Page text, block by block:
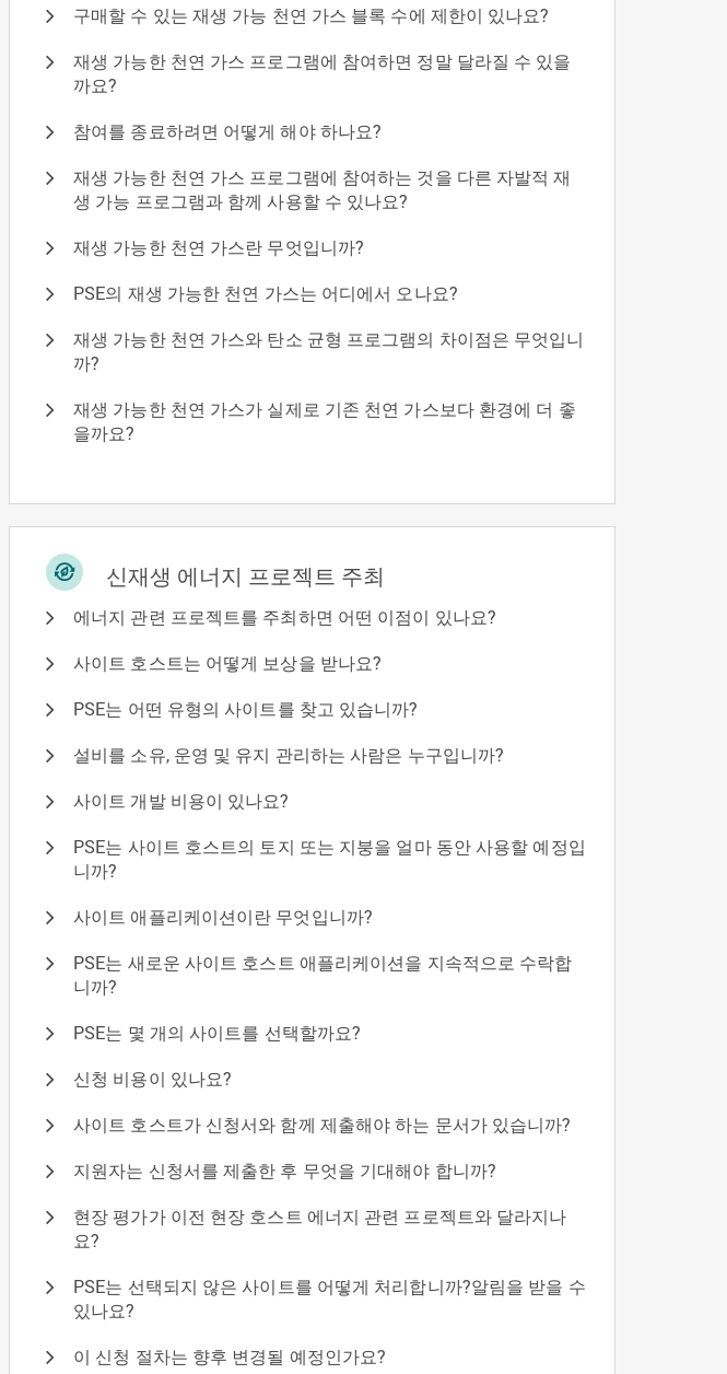
구매할 수 있는 재생 가능 천연 가스 블록 수에 제한이 있나요?
재생 가능한 천연 가스 프로그램에 참여하면 정말 달라질 수 있을
까요?
참여를 종료하려면 어떻게 해야 하나요?
재생 가능한 천연 가스 프로그램에 참여하는 것을 다른 자발적 재
생 가능 프로그램과 함께 사용할 수 있나요?
재생 가능한 천연 가스란 무엇입니까?
PSE의 재생 가능한 천연 가스는 어디에서 오나요?
재생 가능한 천연 가스와 탄소 균형 프로그램의 차이점은 무엇입니
까?
재생 가능한 천연 가스가 실제로 기존 천연 가스보다 환경에 더 좋
을까요?
신재생 에너지 프로젝트 주최
에너지 관련 프로젝트를 주최하면 어떤 이점이 있나요?
사이트 호스트는 어떻게 보상을 받나요?
PSE는 어떤 유형의 사이트를 찾고 있습니까?
설비를 소유, 운영 및 유지 관리하는 사람은 누구입니까?
사이트 개발 비용이 있나요?
PSE는 사이트 호스트의 토지 또는 지붕을 얼마 동안 사용할 예정입
니까?
사이트 애플리케이션이란 무엇입니까?
PSE는 새로운 사이트 호스트 애플리케이션을 지속적으로 수락합
니까?
PSE는 몇 개의 사이트를 선택할까요?
신청 비용이 있나요?
사이트 호스트가 신청서와 함께 제출해야 하는 문서가 있습니까?
지원자는 신청서를 제출한 후 무엇을 기대해야 합니까?
현장 평가가 이전 현장 호스트 에너지 관련 프로젝트와 달라지나
요?
PSE는 선택되지 않은 사이트를 어떻게 처리합니까?알림을 받을 수
있나요?
이 신청 절차는 향후 변경될 예정인가요?